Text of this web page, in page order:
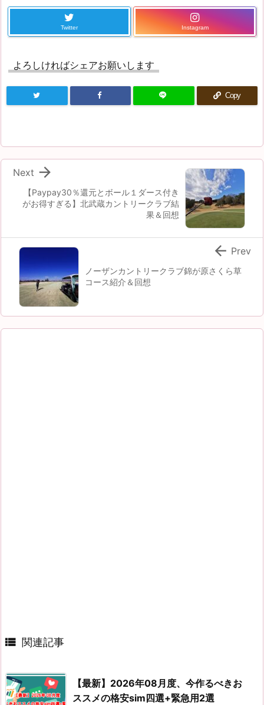
Twitter Instagram
よろしければシェアお願いします
Copy
【Paypay30％還元とボール１ダース付き
がお得すぎる】北武蔵カントリークラブ結
果＆回想

Next
ノーザンカントリークラブ錦が原さくら草
コース紹介＆回想
 Prev
 関連記事
【最新】2026年08月度、今作るべきお
ススメの格安sim四選+緊急用2選